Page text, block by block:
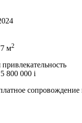
м2
800 000 i
сопровождение